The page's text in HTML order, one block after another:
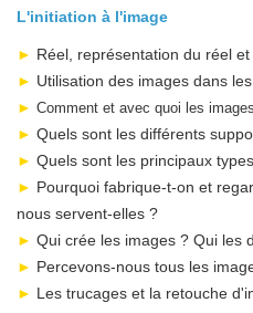
L'initiation à l'image
► Réel, représentation du réel et
► Utilisation des images dans
► Comment et avec quoi les
► Quels sont les différents
► Quels sont les principaux
► Pourquoi fabrique-t-on et
nous servent-elles ?
► Qui crée les images ? Qui les
► Percevons-nous tous les
► Les trucages et la retouche